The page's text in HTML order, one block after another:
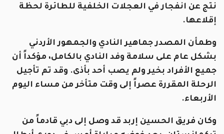
نتج عن انفجار في العجلات الخلفية للطائرة لحظة
إقلاعها.
وطمأن المصدر جماهير النادي والجمهور الأردني
بشكل عام على سلامة وفد النادي بالكامل، مؤكداً أن
جميع الأفراد بخير ولم يصب أحد بأذى. وقد تم تأجيل
الرحلة المقررة عصراً إلى وقت متأخر من مساء اليوم
الأربعاء.
وكان فريق الحسين إربد قد وصل إلى دبي قادماً من